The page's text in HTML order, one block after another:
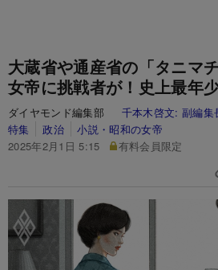
大蔵省や通産省の「タニマ
女帝に挑戦者が！史上最年
ダイヤモンド編集部 千本木啓文:副編集
特集
政治
小説・昭和の女帝
2025年2月1日 5:15
有料会員限定